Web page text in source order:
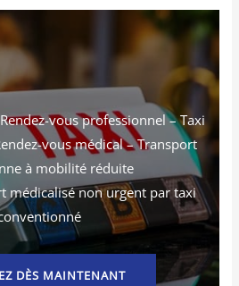
vous professionnel – Taxi
vous médical – Transport
à mobilité réduite
médicalisé non urgent par taxi
DÈS MAINTENANT